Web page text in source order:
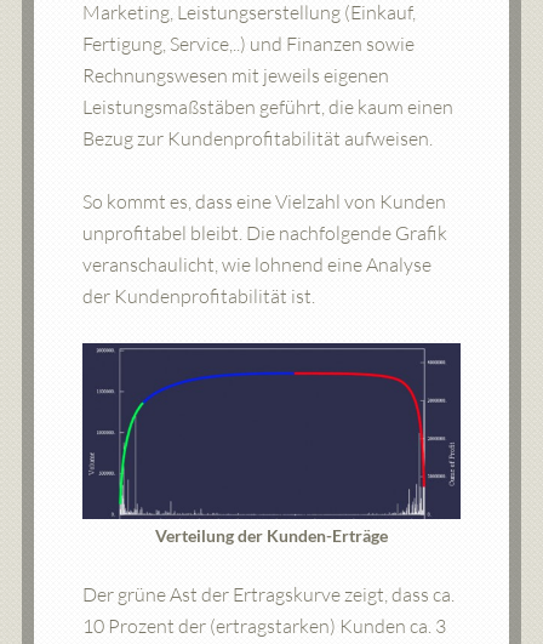
Marketing, Leistungserstellung (Einkauf,
Fertigung, Service,..) und Finanzen sowie
Rechnungswesen mit jeweils eigenen
Leistungsmaßstäben geführt, die kaum einen
Bezug zur Kundenprofitabilität aufweisen.
So kommt es, dass eine Vielzahl von Kunden
unprofitabel bleibt. Die nachfolgende Grafik
veranschaulicht, wie lohnend eine Analyse
der Kundenprofitabilität ist.
Verteilung der Kunden-Erträge
Der grüne Ast der Ertragskurve zeigt, dass ca.
10 Prozent der (ertragstarken) Kunden ca. 3